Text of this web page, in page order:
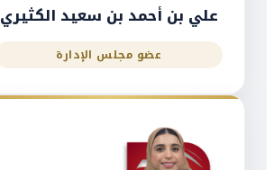
علي بن أحمد بن سعيد الكثيري
عضو مجلس الإدارة